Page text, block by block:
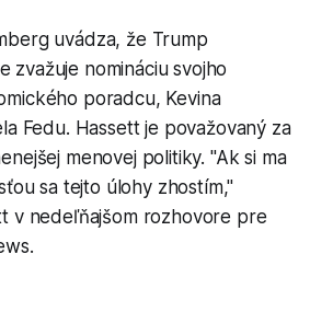
uvádza, že Trump
zvažuje nomináciu svojho
poradcu, Kevina
Fedu. Hassett je považovaný za
menovej politiky. "Ak si ma
sa tejto úlohy zhostím,"
v nedeľňajšom rozhovore pre